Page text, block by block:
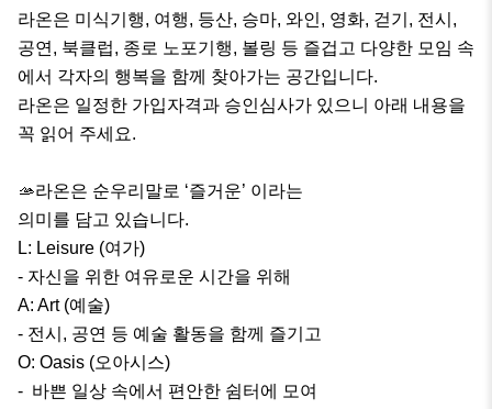
라온은 미식기행, 여행, 등산, 승마, 와인, 영화, 걷기, 전시,
공연, 북클럽, 종로 노포기행, 볼링 등 즐겁고 다양한 모임 속
에서 각자의 행복을 함께 찾아가는 공간입니다.
라온은 일정한 가입자격과 승인심사가 있으니 아래 내용을
꼭 읽어 주세요.
🫴라온은 순우리말로 ‘즐거운’ 이라는
의미를 담고 있습니다.
L: Leisure (여가)
- 자신을 위한 여유로운 시간을 위해
A: Art (예술)
- 전시, 공연 등 예술 활동을 함께 즐기고
O: Oasis (오아시스)
-  바쁜 일상 속에서 편안한 쉼터에 모여